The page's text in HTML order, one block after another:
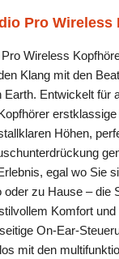
Pro Wireless
Wireless
Klang mit den
Earth. Entwickelt für
Höhen,
egal wo Sie
oder zu Hause – die
Komfort
On-Ear-
mit den